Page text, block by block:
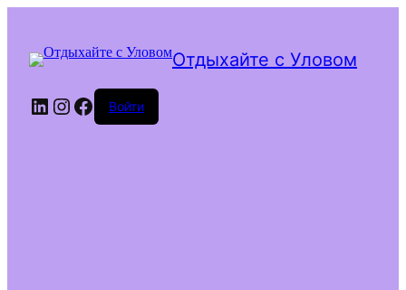
Отдыхайте с Уловом
LinkedIn
Instagram
Facebook
Войти